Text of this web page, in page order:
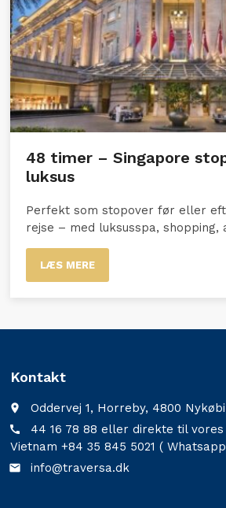
48 timer – Singapore
luksus
Perfekt som stopover før eller
rejse – med luksusspa, shopping,
LÆS MERE
Kontakt
place Oddervej 1, Horreby, 4800
call
44 16 78 88 eller direkte til
Vietnam +84 35 845 5021 (
email info@traversa.dk